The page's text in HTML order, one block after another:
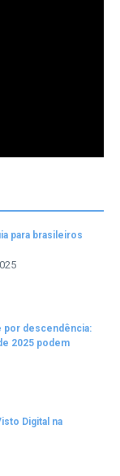
para brasileiros
por descendência:
2025 podem
Digital na